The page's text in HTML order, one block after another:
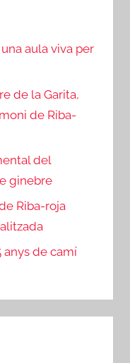
aula viva per
de la Garita,
de Riba-
del
ginebre
Riba-roja
anys de camí